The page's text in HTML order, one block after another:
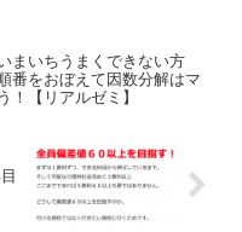
まいちうまくできない方
番をおぼえて因数分解はマ
！【リアルゼミ】